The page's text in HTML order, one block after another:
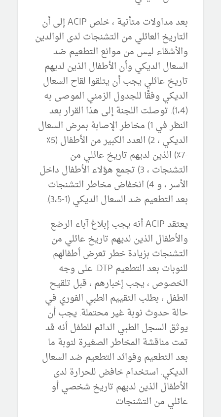
بعد مداولات متأنية ، خلص ACIP إلى أن
التاريخ العائلي من التشنجات لدى الوالدين
والأشقاء ليس من موانع التطعيم ضد
السعال الديكي وأن الأطفال الذين لديهم
تاريخ عائلي يجب أن يتلقوا لقاح السعال
الديكي وفقًا للجدول الزمني الموصى به
(1،4).
توصلت اللجنة إلى هذا القرار بعد
النظر في 1) مخاطر الإصابة بمرض السعال
الديكي ، 2) العدد الكبير من الأطفال (5٪
-7٪) الذين لديهم تاريخ عائلي من
التشنجات ، 3) تجمع هؤلاء الأطفال داخل
الأسر ، و 4) انخفاض مخاطر التشنجات
بعد التطعيم ضد السعال الديكي (1-3،5).
يعتقد ACIP أنه يجب إبلاغ آباء الرضع
والأطفال الذين لديهم تاريخ عائلي من
التشنجات بزيادة خطر تعرض أطفالهم
للنوبات بعد التطعيم DTP.
على وجه
الخصوص ، يجب إخبارهم ، قبل تلقيح
الطفل ، بطلب التقييم الطبي الفوري في
حالة حدوث نوبة غير محتملة.يجب أن
يوثق السجل الطبي الدائم للطفل أنه قد
تمت مناقشة المخاطر الصغيرة لنوبة ما
بعد التطعيم وفوائد التطعيم ضد السعال
الديكي. استخدام خافض للحرارة لدى
الأطفال الذين لديهم تاريخ شخصي أو
عائلي من التشنجات